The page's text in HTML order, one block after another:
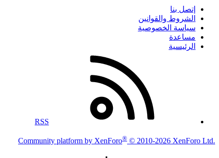
إتصل بنا
الشروط والقوانين
سياسة الخصوصية
مساعدة
الرئيسية
RSS
Community platform by XenForo® © 2010-2026 XenForo Ltd.